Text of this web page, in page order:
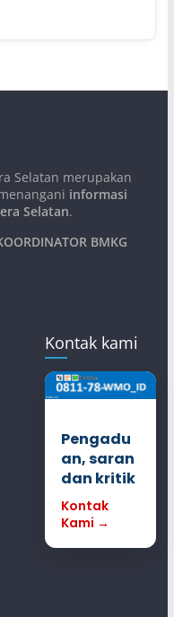
Selatan merupakan
informasi
Selatan.
BMKG
Kontak kami
Pengadu
an, saran
dan kritik
Kontak
Kami →